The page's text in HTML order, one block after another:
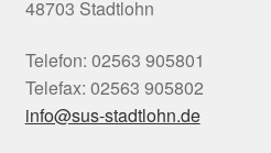
48703 Stadtlohn
Telefon: 02563 905801
Telefax: 02563 905802
info@sus-stadtlohn.de